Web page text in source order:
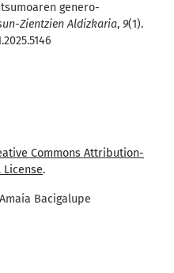
genero-
Zientzien Aldizkaria, 9(1).
Commons Attribution-
.
Bacigalupe